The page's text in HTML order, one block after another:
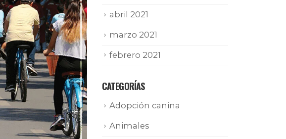
abril 2021
marzo 2021
febrero 2021
CATEGORÍAS
Adopción canina
Animales